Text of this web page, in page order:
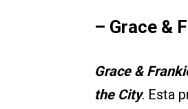
– Grace &
Grace &
the City. Esta